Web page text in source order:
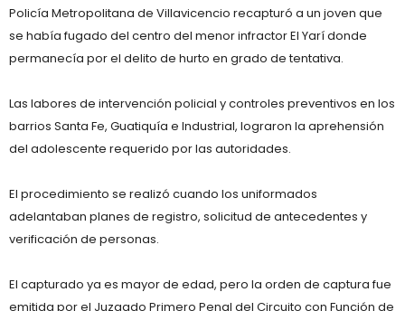
Policía Metropolitana de Villavicencio recapturó a un joven que
se había fugado del centro del menor infractor El Yarí donde
permanecía por el delito de hurto en grado de tentativa.
Las labores de intervención policial y controles preventivos en los
barrios Santa Fe, Guatiquía e Industrial, lograron la aprehensión
del adolescente requerido por las autoridades.
El procedimiento se realizó cuando los uniformados
adelantaban planes de registro, solicitud de antecedentes y
verificación de personas.
El capturado ya es mayor de edad, pero la orden de captura fue
emitida por el Juzgado Primero Penal del Circuito con Función de